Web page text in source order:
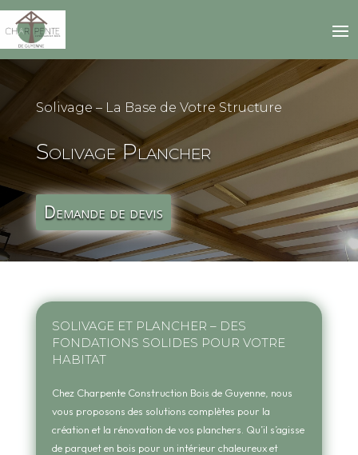
Solivage – La Base de Votre Structure
Solivage Plancher
Demande de devis
SOLIVAGE ET PLANCHER – DES
FONDATIONS SOLIDES POUR VOTRE
HABITAT
Chez Charpente Construction Bois de Guyenne, nous
vous proposons des solutions complètes pour la
création et la rénovation de vos planchers. Qu’il s’agisse
de parquet en bois pour un intérieur chaleureux et